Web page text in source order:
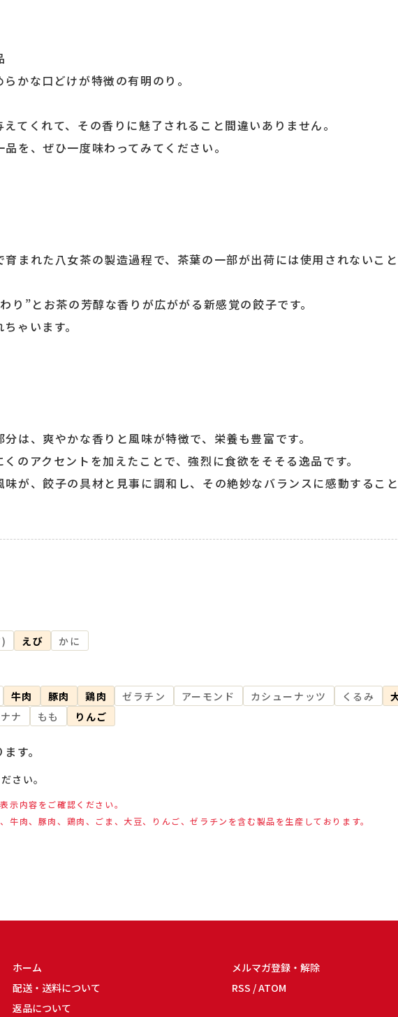
かな口どけが特徴の有明のり。
てくれて、その香りに魅了されること間違いありません。
を、ぜひ一度味わってみてください。
まれた八女茶の製造過程で、茶葉の一部が出荷には使用されないこ
り”とお茶の芳醇な香りが広ががる新感覚の餃子です。
ゃいます。
は、爽やかな香りと風味が特徴で、栄養も豊富です。
のアクセントを加えたことで、強烈に食欲をそそる逸品です。
が、餃子の具材と見事に調和し、その絶妙なバランスに感動すること
えび かに
牛肉 豚肉 鶏肉 ゼラチン アーモンド カシューナッツ くるみ
ナ もも りんご
す。
さい。
示内容をご確認ください。
肉、豚肉、鶏肉、ごま、大豆、りんご、ゼラチンを含む製品を生産しております。
ホーム
配送・送料について
返品について
メルマガ登録・解除
RSS /ATOM